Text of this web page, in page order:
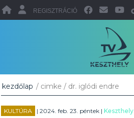
REGISZTRÁCIÓ
kezdőlap / cimke / dr. iglódi endre
KULTÚRA | 2024. feb. 23. péntek |Keszthely